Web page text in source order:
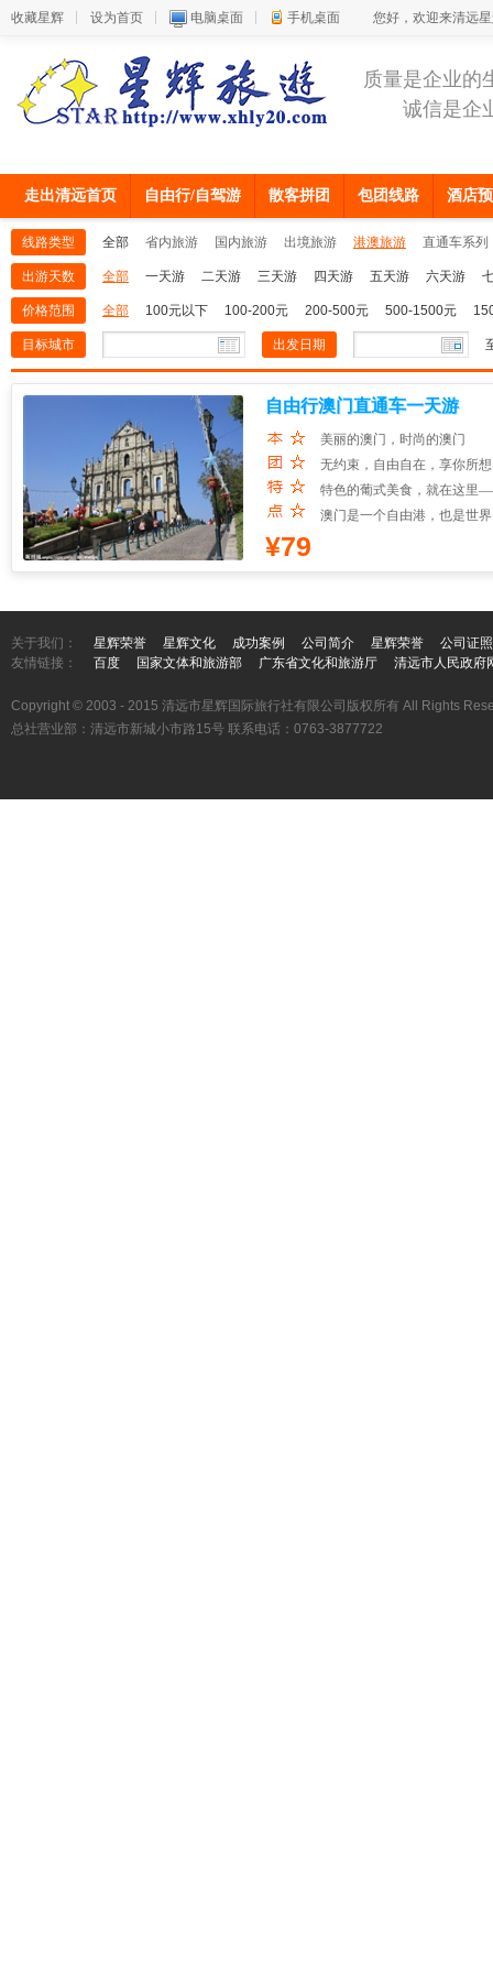
收藏星辉 设为首页 电脑桌面 手机桌面 您好，欢迎来清远
质量是企业的
诚信是企
走出清远首页 自由行/自驾游 散客拼团 包团线路 酒店
线路类型 全部 省内旅游 国内旅游 出境旅游 港澳旅游 直通车系列
出游天数 全部 一天游 二天游 三天游 四天游 五天游 六天游
价格范围 全部 100元以下 100-200元 200-500元 500-1500元
目标城市 出发日期
自由行澳门直通车一天游
美丽的澳门，时尚的澳门
无约束，自由自在，享你所想
特色的葡式美食，就在这里
澳门是一个自由港，也是世
¥79
关于我们： 星辉荣誉 星辉文化 成功案例 公司简介 星辉荣誉
公司证
友情链接：
百度 国家文体和旅游部 广东省文化和旅游厅 清远市人民政府
Copyright © 2003 - 2015 清远市星辉国际旅行社有限公司版权所有 All Rights
总社营业部：清远市新城小市路15号 联系电话：0763-3877722